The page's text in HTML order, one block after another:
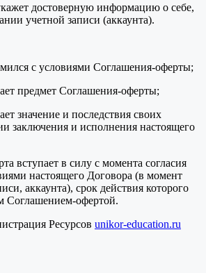
достоверную информацию о себе,
учетной записи (аккаунта).
с условиями Соглашения-оферты;
предмет Соглашения-оферты;
значение и последствия своих
заключения и исполнения настоящего
вступает в силу с момента согласия
настоящего Договора (в момент
аккаунта), срок действия которого
Соглашением-офертой.
Ресурсов unikor-education.ru